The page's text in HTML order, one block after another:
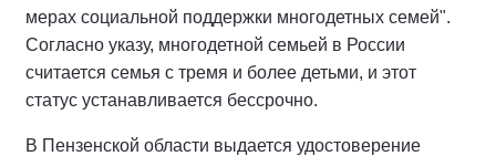
мерах социальной поддержки многодетных семей".
Согласно указу, многодетной семьей в России
считается семья с тремя и более детьми, и этот
статус устанавливается бессрочно.
В Пензенской области выдается удостоверение